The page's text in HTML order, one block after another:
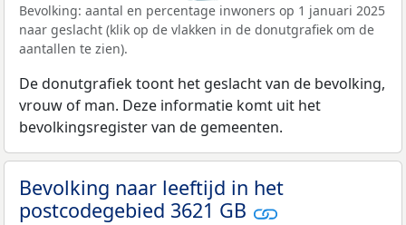
Bevolking: aantal en percentage inwoners op 1 januari 2025
naar geslacht (klik op de vlakken in de donutgrafiek om de
aantallen te zien).
De donutgrafiek toont het geslacht van de bevolking,
vrouw of man. Deze informatie komt uit het
bevolkingsregister van de gemeenten.
Bevolking naar leeftijd in het
postcodegebied 3621 GB